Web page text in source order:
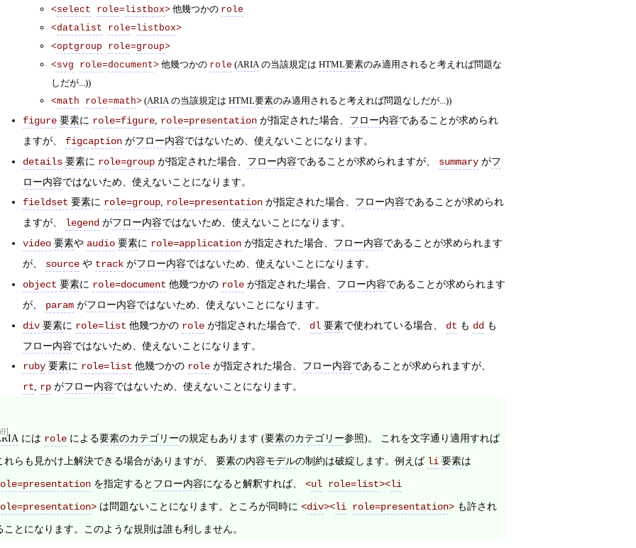
<select role=listbox> 他幾つかの role
<datalist role=listbox>
<optgroup role=group>
<svg role=document> 他幾つかの role (ARIAの当該規定は HTML要素のみ適用されると考えれば問題な
しだが...))
<math role=math> (ARIAの当該規定は HTML要素のみ適用されると考えれば問題なしだが...))
figure 要素に role=figure, role=presentation が指定された場合、 フロー内容であることが求められ
ますが、 figcaption がフロー内容ではないため、使えないことになります。
details 要素に role=group が指定された場合、 フロー内容であることが求められますが、 summary がフ
ロー内容ではないため、使えないことになります。
fieldset 要素に role=group, role=presentation が指定された場合、 フロー内容であることが求められ
ますが、 legend がフロー内容ではないため、使えないことになります。
video 要素や audio 要素に role=application が指定された場合、 フロー内容であることが求められます
が、 source や track がフロー内容ではないため、使えないことになります。
object 要素に role=document 他幾つかの role が指定された場合、 フロー内容であることが求められます
が、 param がフロー内容ではないため、使えないことになります。
div 要素に role=list 他幾つかの role が指定された場合で、 dl 要素で使われている場合、 dt も dd も
フロー内容ではないため、使えないことになります。
ruby 要素に role=list 他幾つかの role が指定された場合、 フロー内容であることが求められますが、
rt, rp がフロー内容ではないため、使えないことになります。
には role による要素のカテゴリーの規定もあります (要素のカテゴリー参照)。 これを文字通り適用すれば
れらも見かけ上解決できる場合がありますが、 要素の内容モデルの制約は破綻します。例えば li 要素は
を指定すると フロー内容になると解釈すれば、 <ul role=list><li
> は問題ないことになります。ところが同時に <div><li role=presentation> も許され
ことになります。このような規則は誰も利しません。